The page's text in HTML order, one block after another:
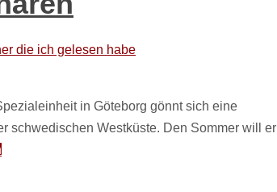
die ich gelesen habe
in Göteborg gönnt sich eine
schwedischen Westküste. Den Sommer will er